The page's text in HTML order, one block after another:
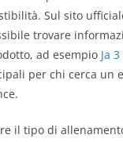
Sul sito
trovare
ad esempio Ja 3
per chi cerca un
il tipo di